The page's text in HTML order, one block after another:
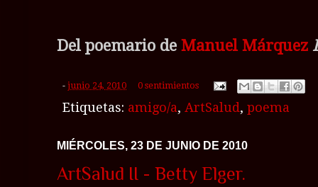
Del poemario de Manuel Márquez
- junio 24, 2010 0 sentimientos
Etiquetas: amigo/a, ArtSalud, poema
MIÉRCOLES, 23 DE JUNIO DE 2010
ArtSalud II - Betty Elger.